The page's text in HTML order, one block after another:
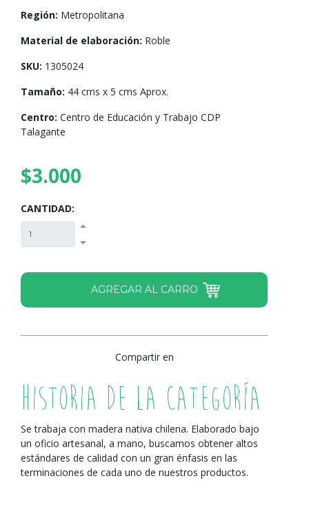
Región: Metropolitana
Material de elaboración: Roble
SKU: 1305024
Tamaño: 44 cms x 5 cms Aprox.
Centro: Centro de Educación y Trabajo CDP
Talagante
$3.000
CANTIDAD:
Compartir en
Historia de la Categoría
Se trabaja con madera nativa chilena. Elaborado bajo
un oficio artesanal, a mano, buscamos obtener altos
estándares de calidad con un gran énfasis en las
terminaciones de cada uno de nuestros productos.